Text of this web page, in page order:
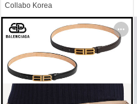
Collabo Korea